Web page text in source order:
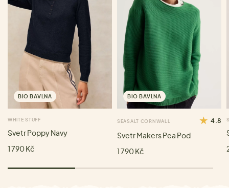
BIO BAVLNA
WHITE STUFF
Svetr Poppy Navy
1 790 Kč
BIO BAVLNA
SEASALT CORNWALL 4.8
Svetr Makers Pea Pod
1 790 Kč